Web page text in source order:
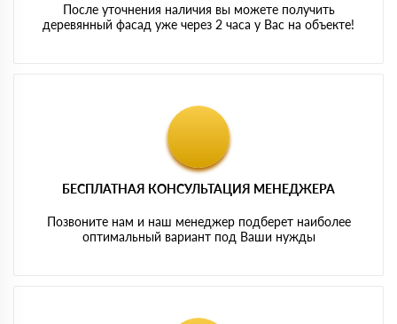
После уточнения наличия вы можете получить
деревянный фасад уже через 2 часа у Вас на объекте!
БЕСПЛАТНАЯ КОНСУЛЬТАЦИЯ МЕНЕДЖЕРА
Позвоните нам и наш менеджер подберет наиболее
оптимальный вариант под Ваши нужды